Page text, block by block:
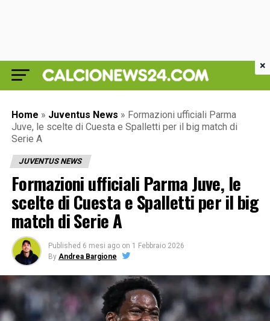
Home » Juventus News » Formazioni ufficiali Parma
Juve, le scelte di Cuesta e Spalletti per il big match di
Serie A
JUVENTUS NEWS
Formazioni ufficiali Parma Juve, le
scelte di Cuesta e Spalletti per il big
match di Serie A
Published 6 mesi ago on 1 Febbraio 2026
By Andrea Bargione
×